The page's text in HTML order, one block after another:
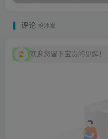
评论 抢沙发
欢迎您留下宝贵的见解！